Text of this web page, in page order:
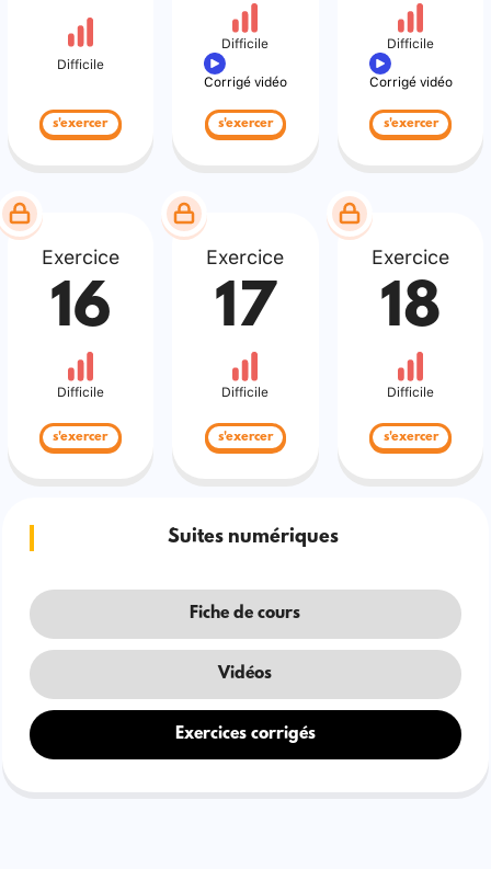
Difficile
s'exercer
Difficile
Corrigé vidéo
s'exercer
Difficile
Corrigé vidéo
s'exercer
Exercice
16
Difficile
s'exercer
Exercice
17
Difficile
s'exercer
Exercice
18
Difficile
s'exercer
Suites numériques
Fiche de cours
Vidéos
Exercices corrigés